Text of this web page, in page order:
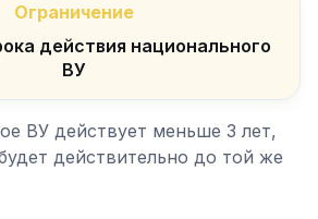
Ограничение
действия национального
ВУ
ВУ действует меньше 3 лет,
действительно до той же